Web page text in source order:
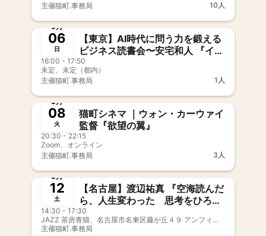
主催猫町.事務局 10人
募集中
9月
06
日
【東京】AI時代に問う力を鍛える
ビジネス読書会〜安宅和人 『イシ
ューからはじめよ』
16:00 - 17:50
未定、未定（都内）
主催猫町.事務局 1人
募集中
9月
08
火
猫町シネマ ｜ウォン・カーウァイ
監督『欲望の翼』
20:30 - 22:15
Zoom、オンライン
主催猫町.事務局 3人
募集中
9月
12
土
【名古屋】渡辺祐真 『空海読んだ
ら、人生変わった 思考をひろげ
る仏教入門』
14:30 - 17:30
JAZZ 茶房青猫、名古屋市名東区藤が丘４９ アンフィニビル Ｂ１Ｆ
主催猫町.事務局
募集中